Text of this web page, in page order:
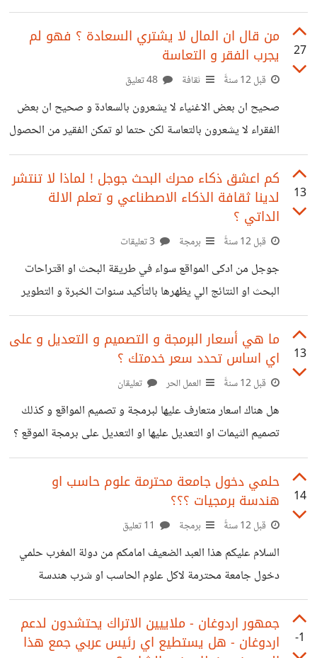
وحقول الخشخاش بعد أيام قليلة من بدء المهمة، يتعين على
الفرقة "جولف" أن تستولي على مجمع يملكه أحد بارونات
المخدرات، وفي تلك المهمة عليهم مواجهة أخطر أعدائهم: إنها
العبوات الناسفة ... انها خطورة الصندوق السحري و كيف تحول
القنواة المفاهيم جنود امريكيين ينفدون هجمات في دولة
افغانستان و يقتلون اصحاب الارض و يدمرون المنازل و يتم
27
من قال ان المال لا يشتري السعادة ؟ فهو لم
يجرب الفقر و التعاسة
قبل 12 سنةً ثقافة
صحيح ان بعض الاغنياء لا يشعرون بالسعادة و صحيح ان بعض
الفقراء لا يشعرون بالتعاسة لكن حتما لو تمكن الفقير من الحصول
على المال فسوف يعرف كيف يشتري السعادة
13
كم اعشق ذكاء محرك البحث جوجل ! لماذا لا تنتشر
لدينا ثقافة الذكاء الاصطناعي و تعلم الالة
الداتي ؟
قبل 12 سنةً برمجة
جوجل من ادكى المواقع سواء في طريقة البحث او اقتراحات
البحث او النتائج الي يظهرها بالتأكيد سنوات الخبرة و التطوير
هي التي اوصلته الى هذه المرحلة السؤال المطروح متى تنتشر
لدينا دروس و كتب و تقافة الدكاء الاصطناعي لنخلق مجتمعات
لهدا العلم و خصوصا موضوع تعلم الالة الداتي تصور برنامجا
يتعلم داتيا من الاستخدام كمثال مواقع الروبوتات التي تدردش
مع المستخدمين و تتعلم من الردود التي تسجلها و ايظا برامج
اخرى لتحليل الاسواق المالية علم سيجعلنا نقفز مراحل كبيرة
13
ما هي أسعار البرمجة و التصميم و التعديل و على
اي اساس تحدد سعر خدمتك ؟
قبل 12 سنةً العمل الحر تعليقان
هل هناك اسعار متعارف عليها لبرمجة و تصميم المواقع و كذلك
تصميم الثيمات او التعديل عليها او التعديل على برمجة الموقع ؟
و كيف تحدد انت سعر خدمتك مثلا ؟
14
حلمي دخول جامعة محترمة علوم حاسب او
هندسة برمجيات ؟؟؟
قبل 12 سنةً برمجة
السلام عليكم هذا العبد الضعيف امامكم من دولة المغرب حلمي
دخول جامعة محترمة لاكل علوم الحاسب او شرب هندسة
البرمجيات في بلدي لم استطع بسبب نقط الثانوية و حتى المال (
لسوء حظنا التعليم ليس للجميع ) هل هناك حلول من اصحاب
الخبرة معلومات عن جامعات في اي دولة خصوصا امريكا (
-1
جمهور اردوغان - ملاييين الاتراك يحتشدون لدعم
اردوغان - هل يستطيع اي رئيس عربي جمع هذا